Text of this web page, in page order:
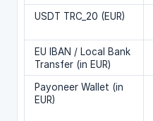
USDT TRC_20 (EUR)
EU IBAN / Local Bank
Transfer (in EUR)
Payoneer Wallet (in
EUR)